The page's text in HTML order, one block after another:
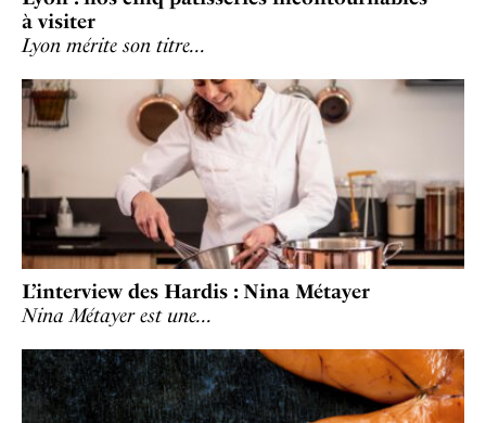
à visiter
Lyon mérite son titre…
L’interview des Hardis : Nina Métayer
Nina Métayer est une…